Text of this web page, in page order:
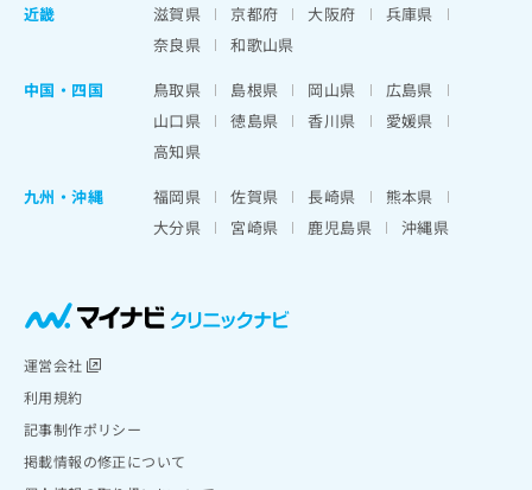
近畿
滋賀県 京都府 大阪府
兵庫県
奈良県
和歌山県
中国・四国
鳥取県 島根県 岡山県
広島県
山口県
徳島県 香川県
愛媛県
高知県
九州・沖縄
福岡県 佐賀県 長崎県
熊本県
大分県
宮崎県 鹿児島県 沖縄県
運営会社
利用規約
記事制作ポリシー
掲載情報の修正について